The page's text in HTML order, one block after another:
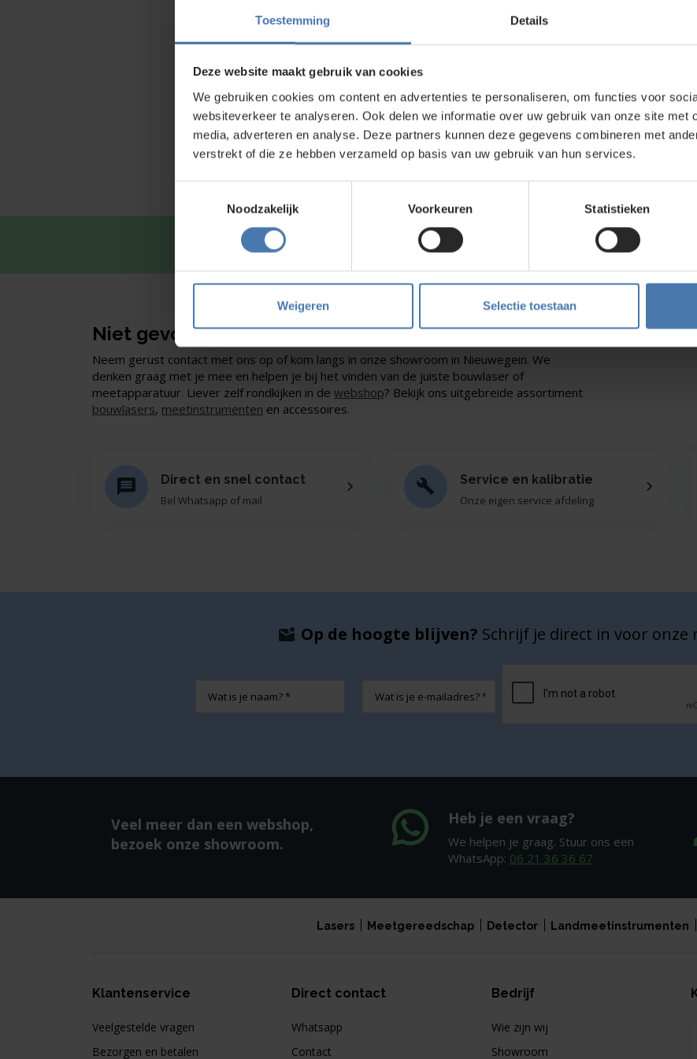
Toestemming Details
Deze website maakt gebruik van cookies
We gebruiken cookies om content en advertenties te personaliseren, om functies voor
websiteverkeer te analyseren. Ook delen we informatie over uw gebruik van onze site met
media, adverteren en analyse. Deze partners kunnen deze gegevens combineren met
verstrekt of die ze hebben verzameld op basis van uw gebruik van hun services.
Noodzakelijk
Voorkeuren Statistieken
Weigeren Selectie toestaan
snelklemhendel: optimaal voor het ruwe gebruik op de bouw –
Klemschroef met naar opzij wegklapbare pasloodhaak: optimaal voor
laserpaslood. Nedo statieven voor de interieurbouw zijn uitgerust
Bouwlasersonline.nl
Neem gerust contact met ons op, als er twijfel is in je beslissing, bij
Snel en direct contact? We beantwoorden je vragen graag via
Niet gevonden wat je zoekt?
Neem gerust contact met ons op of kom langs in onze showroom in Nieuwegein. We
denken graag met je mee en helpen je bij het vinden van de juiste bouwlaser of
meetapparatuur. Liever zelf rondkijken in de webshop? Bekijk ons uitgebreide assortiment
bouwlasers, meetinstrumenten en accessoires.
Direct en snel contact
Bel Whatsapp of mail
Service en kalibratie
Onze eigen service afdeling
Op de hoogte blijven? Schrijf je direct in voor onze
mailadres
Veel meer dan een webshop,
bezoek onze showroom.
Heb je een vraag?
We helpen je graag. Stuur ons een
WhatsApp: 06 21 36 36 67
Lasers Meetgereedschap Detector Landmeetinstrumenten
Klantenservice
Veelgestelde vragen
Bezorgen en betalen
Direct contact
Whatsapp
Contact
Bedrijf
Wie zijn wij
Showroom